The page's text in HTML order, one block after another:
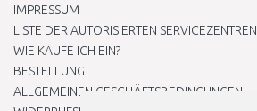
IMPRESSUM
LISTE DER AUTORISIERTEN SERVICEZENTREN
WIE KAUFE ICH EIN?
BESTELLUNG
ALLGEMEINEN GESCHÄFTSBEDINGUNGEN